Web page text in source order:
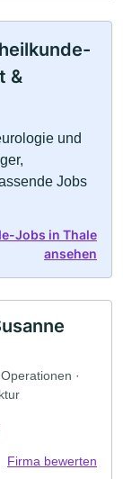
&
und
Jobs
Jobs in Thale
ansehen
·
Firma bewerten